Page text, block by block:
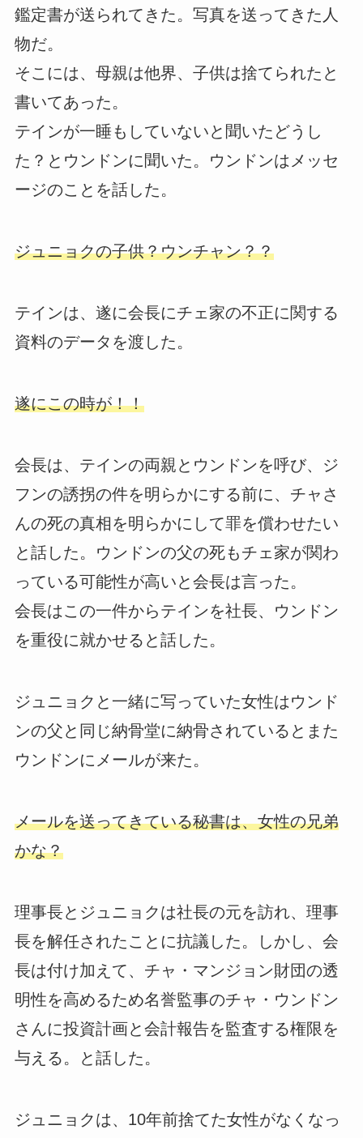
鑑定書が送られてきた。写真を送ってきた人
物だ。
そこには、母親は他界、子供は捨てられたと
書いてあった。
テインが一睡もしていないと聞いたどうし
た？とウンドンに聞いた。ウンドンはメッセ
ージのことを話した。
ジュニョクの子供？ウンチャン？？
テインは、遂に会長にチェ家の不正に関する
資料のデータを渡した。
遂にこの時が！！
会長は、テインの両親とウンドンを呼び、ジ
フンの誘拐の件を明らかにする前に、チャさ
んの死の真相を明らかにして罪を償わせたい
と話した。ウンドンの父の死もチェ家が関わ
っている可能性が高いと会長は言った。
会長はこの一件からテインを社長、ウンドン
を重役に就かせると話した。
ジュニョクと一緒に写っていた女性はウンド
ンの父と同じ納骨堂に納骨されているとまた
ウンドンにメールが来た。
メールを送ってきている秘書は、女性の兄弟
かな？
理事長とジュニョクは社長の元を訪れ、理事
長を解任されたことに抗議した。しかし、会
長は付け加えて、チャ・マンジョン財団の透
明性を高めるため名誉監事のチャ・ウンドン
さんに投資計画と会計報告を監査する権限を
与える。と話した。
ジュニョクは、10年前捨てた女性がなくなっ